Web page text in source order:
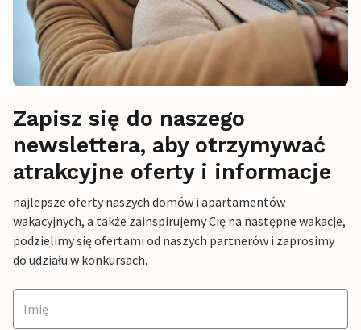
Zapisz się do naszego
newslettera, aby otrzymywać
atrakcyjne oferty i informacje
najlepsze oferty naszych domów i apartamentów
wakacyjnych, a także zainspirujemy Cię na następne wakacje,
podzielimy się ofertami od naszych partnerów i zaprosimy
do udziału w konkursach.